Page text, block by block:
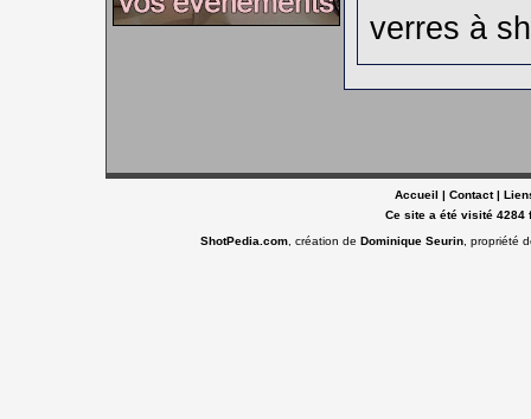
verres à
Accueil | Contact|
Ce site a été visité 4284
ShotPedia.com , création deDominique Seurin , propriété